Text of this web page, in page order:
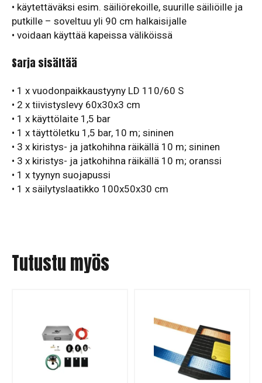
• käytettäväksi esim. säiliörekoille, suurille säiliöille ja
putkille – soveltuu yli 90 cm halkaisijalle
• voidaan käyttää kapeissa väliköissä
Sarja sisältää
• 1 x vuodonpaikkaustyyny LD 110/60 S
• 2 x tiivistyslevy 60x30x3 cm
• 1 x käyttölaite 1,5 bar
• 1 x täyttöletku 1,5 bar, 10 m; sininen
• 3 x kiristys- ja jatkohihna räikällä 10 m; sininen
• 3 x kiristys- ja jatkohihna räikällä 10 m; oranssi
• 1 x tyynyn suojapussi
• 1 x säilytyslaatikko 100x50x30 cm
Tutustu myös